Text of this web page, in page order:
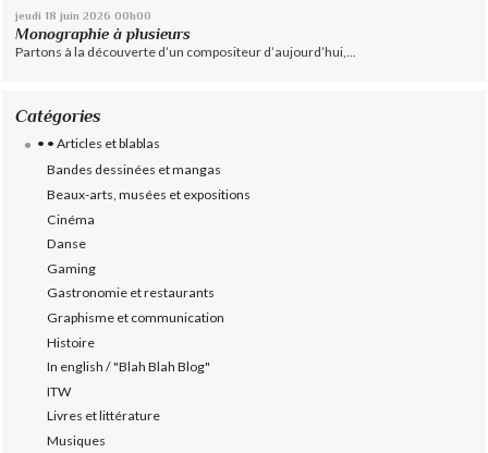
jeudi 18 juin 2026 00h00
Monographie à plusieurs
Partons à la découverte d’un compositeur d’aujourd’hui,...
Catégories
• • Articles et blablas
Bandes dessinées et mangas
Beaux-arts, musées et expositions
Cinéma
Danse
Gaming
Gastronomie et restaurants
Graphisme et communication
Histoire
In english / "Blah Blah Blog"
ITW
Livres et littérature
Musiques